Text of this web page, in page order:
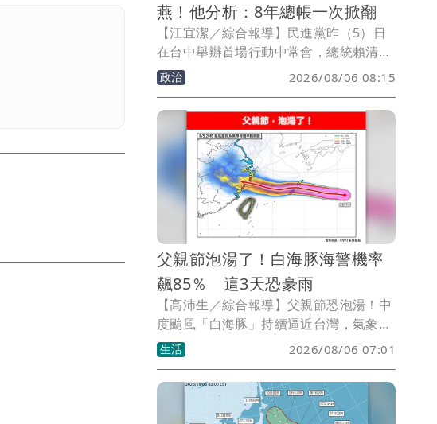
燕！他分析：8年總帳一次掀翻
【江宜潔／綜合報導】民進黨昨（5）日
在台中舉辦首場行動中常會，總統賴清德
也罕見對台中市長盧秀燕市政動怒，不僅
砲轟其個人滿意度遠遠不及高雄市長陳其
邁，甚至拿「藍隊友」來打臉表現不如雲
林、南投、苗栗，且只勉勉強強贏過彰
化。台灣青年民主協會理事張育萌感嘆，
如今賴清德全程沒看稿嗆爆盧秀燕、還祭
出總統級嘲諷，「就不要怪他跑到妳地盤
把八年總帳一次掀翻。」
政治 2026/08/06 08:15
父親節泡湯了！白海豚海警機率
飆85％ 這3天恐豪雨
【高沛生／綜合報導】父親節恐泡湯！中
度颱風「白海豚」持續逼近台灣，氣象專
家林得恩表示，目前西北太平洋至南海海
域共有3個颱風，其中「鯨魚」及「昌
鴻」對台灣天氣沒有影響，真正需要關注
的仍是白海豚。林得恩分析，若颱風移動
速度、方向及強度結構沒有明顯改變，發
生活 2026/08/06 07:01